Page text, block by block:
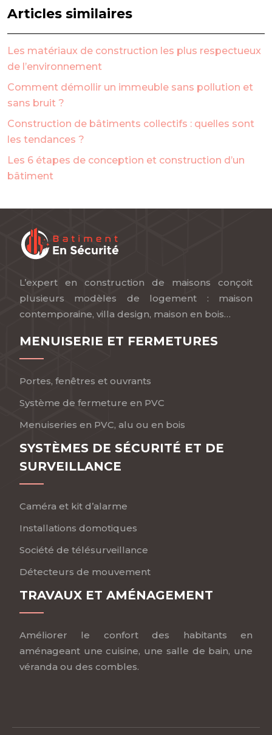
Articles similaires
Les matériaux de construction les plus respectueux
de l’environnement
Comment démollir un immeuble sans pollution et
sans bruit ?
Construction de bâtiments collectifs : quelles sont
les tendances ?
Les 6 étapes de conception et construction d’un
bâtiment
L’expert en construction de maisons conçoit
plusieurs modèles de logement : maison
contemporaine, villa design, maison en bois…
MENUISERIE ET FERMETURES
Portes, fenêtres et ouvrants
Système de fermeture en PVC
Menuiseries en PVC, alu ou en bois
SYSTÈMES DE SÉCURITÉ ET DE
SURVEILLANCE
Caméra et kit d’alarme
Installations domotiques
Société de télésurveillance
Détecteurs de mouvement
TRAVAUX ET AMÉNAGEMENT
Améliorer le confort des habitants en
aménageant une cuisine, une salle de bain, une
véranda ou des combles.